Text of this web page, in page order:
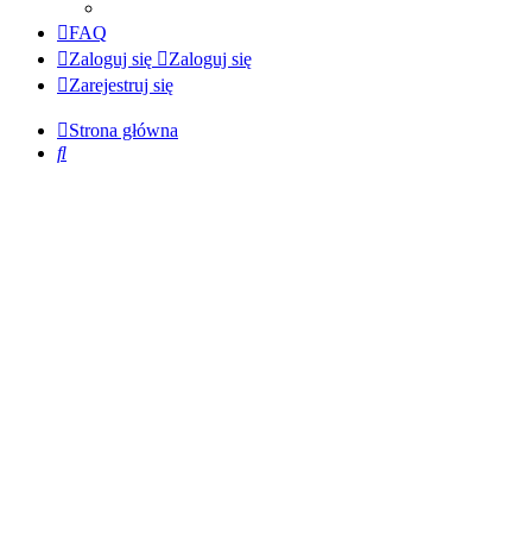
FAQ
Zaloguj się
Zaloguj się
Zarejestruj się
Strona główna
Szukaj